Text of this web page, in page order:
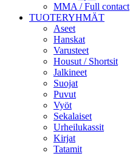
MMA / Full contact
TUOTERYHMÄT
Aseet
Hanskat
Varusteet
Housut / Shortsit
Jalkineet
Suojat
Puvut
Vyöt
Sekalaiset
Urheilukassit
Kirjat
Tatamit